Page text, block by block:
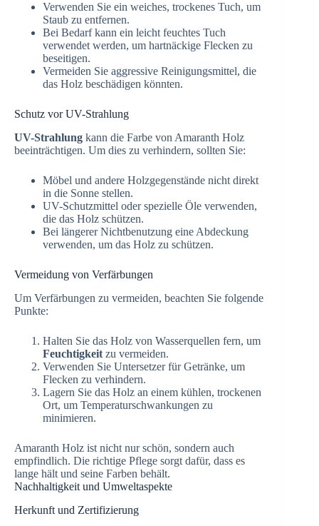
Verwenden Sie ein weiches, trockenes Tuch, um
Staub zu entfernen.
Bei Bedarf kann ein leicht feuchtes Tuch
verwendet werden, um hartnäckige Flecken zu
beseitigen.
Vermeiden Sie aggressive Reinigungsmittel, die
das Holz beschädigen könnten.
Schutz vor UV-Strahlung
UV-Strahlung kann die Farbe von Amaranth Holz
beeinträchtigen. Um dies zu verhindern, sollten Sie:
Möbel und andere Holzgegenstände nicht direkt
in die Sonne stellen.
UV-Schutzmittel oder spezielle Öle verwenden,
die das Holz schützen.
Bei längerer Nichtbenutzung eine Abdeckung
verwenden, um das Holz zu schützen.
Vermeidung von Verfärbungen
Um Verfärbungen zu vermeiden, beachten Sie folgende
Punkte:
Halten Sie das Holz von Wasserquellen fern, um
Feuchtigkeit zu vermeiden.
Verwenden Sie Untersetzer für Getränke, um
Flecken zu verhindern.
Lagern Sie das Holz an einem kühlen, trockenen
Ort, um Temperaturschwankungen zu
minimieren.
Amaranth Holz ist nicht nur schön, sondern auch
empfindlich. Die richtige Pflege sorgt dafür, dass es
lange hält und seine Farben behält.
Nachhaltigkeit und Umweltaspekte
Herkunft und Zertifizierung